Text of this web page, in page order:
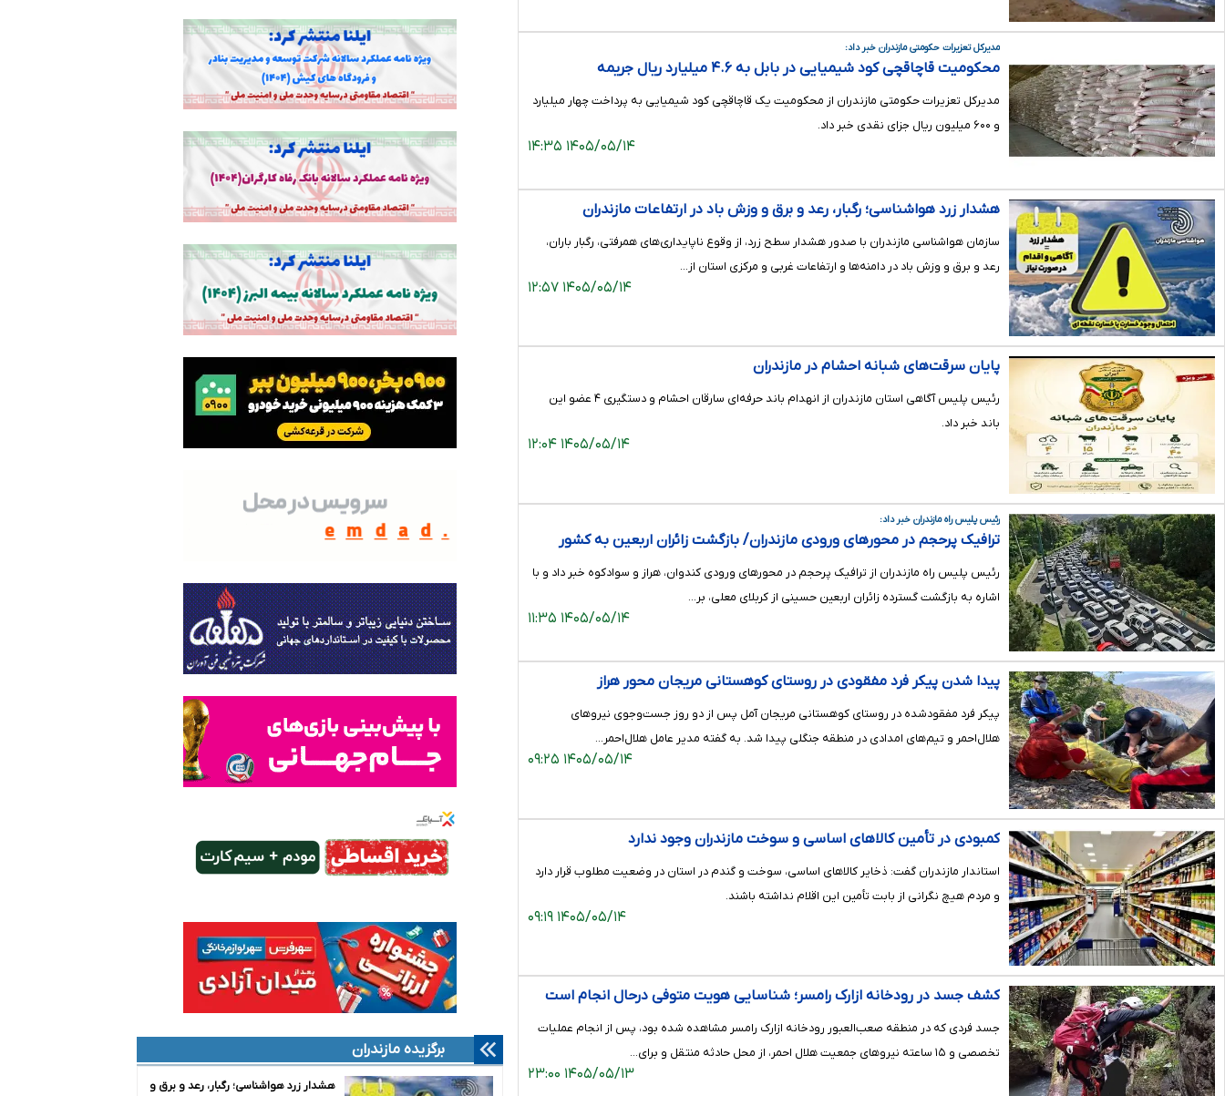
مدیرکل تعزیرات حکومتی مازندران خبر داد:
محکومیت قاچاقچی کود شیمیایی در بابل به ۴.۶ میلیارد ریال جریمه
مدیرکل تعزیرات حکومتی مازندران از محکومیت یک قاچاقچی کود شیمیایی به پرداخت چهار میلیارد
و ۶۰۰ میلیون ریال جزای نقدی خبر داد.
۱۴۰۵/۰۵/۱۴ ۱۴:۳۵
هشدار زرد هواشناسی؛ رگبار، رعد و برق و وزش باد در ارتفاعات مازندران
سازمان هواشناسی مازندران با صدور هشدار سطح زرد، از وقوع ناپایداری‌های همرفتی، رگبار باران،
رعد و برق و وزش باد در دامنه‌ها و ارتفاعات غربی و مرکزی استان از…
۱۴۰۵/۰۵/۱۴ ۱۲:۵۷
پایان سرقت‌های شبانه احشام در مازندران
رئیس پلیس آگاهی استان مازندران از انهدام باند حرفه‌ای سارقان احشام و دستگیری ۴ عضو این
باند خبر داد.
۱۴۰۵/۰۵/۱۴ ۱۲:۰۴
رئیس پلیس راه مازندران خبر داد:
ترافیک پرحجم در محورهای ورودی مازندران/ بازگشت زائران اربعین به کشور
رئیس پلیس راه مازندران از ترافیک پرحجم در محورهای ورودی کندوان، هراز و سوادکوه خبر داد و با
اشاره به بازگشت گسترده زائران اربعین حسینی از کربلای معلی، بر…
۱۴۰۵/۰۵/۱۴ ۱۱:۳۵
پیدا شدن پیکر فرد مفقودی در روستای کوهستانی مریجان محور هراز
پیکر فرد مفقودشده در روستای کوهستانی مریجان آمل پس از دو روز جست‌وجوی نیروهای
هلال‌احمر و تیم‌های امدادی در منطقه جنگلی پیدا شد. به گفته مدیر عامل هلال‌احمر…
۱۴۰۵/۰۵/۱۴ ۰۹:۲۵
کمبودی در تأمین کالاهای اساسی و سوخت مازندران وجود ندارد
استاندار مازندران گفت: ذخایر کالاهای اساسی، سوخت و گندم در استان در وضعیت مطلوب قرار دارد
و مردم هیچ نگرانی از بابت تأمین این اقلام نداشته باشند.
۱۴۰۵/۰۵/۱۴ ۰۹:۱۹
کشف جسد در رودخانه ازارک رامسر؛ شناسایی هویت متوفی درحال انجام است
جسد فردی که در منطقه صعب‌العبور رودخانه ازارک رامسر مشاهده شده بود، پس از انجام عملیات
تخصصی و ۱۵ ساعته نیروهای جمعیت هلال احمر، از محل حادثه منتقل و برای…
۱۴۰۵/۰۵/۱۳ ۲۳:۰۰
برگزیده مازندران
هشدار زرد هواشناسی؛ رگبار، رعد و برق و